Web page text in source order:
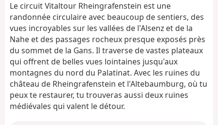
i
a
t
o
n
Le circuit Vitaltour Rheingrafenstein est une
randonnée circulaire avec beaucoup de sentiers, des
vues incroyables sur les vallées de l'Alsenz et de la
Nahe et des passages rocheux presque exposés près
du sommet de la Gans. Il traverse de vastes plateaux
qui offrent de belles vues lointaines jusqu'aux
montagnes du nord du Palatinat. Avec les ruines du
château de Rheingrafenstein et l'Altebaumburg, où tu
peux te restaurer, tu trouveras aussi deux ruines
médiévales qui valent le détour.